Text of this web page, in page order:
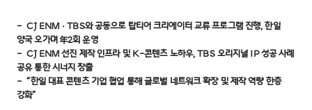
- CJ ENMㆍTBS와 공동으로 탑티어 크리에이터 교류 프로그램 진행, 한일
양국 오가며 年2회 운영
- CJ ENM 선진 제작 인프라 및 K-콘텐츠 노하우, TBS 오리지널 IP 성공 사례
공유 통한 시너지 창출
- “한일 대표 콘텐츠 기업 협업 통해 글로벌 네트워크 확장 및 제작 역량 한층
강화”